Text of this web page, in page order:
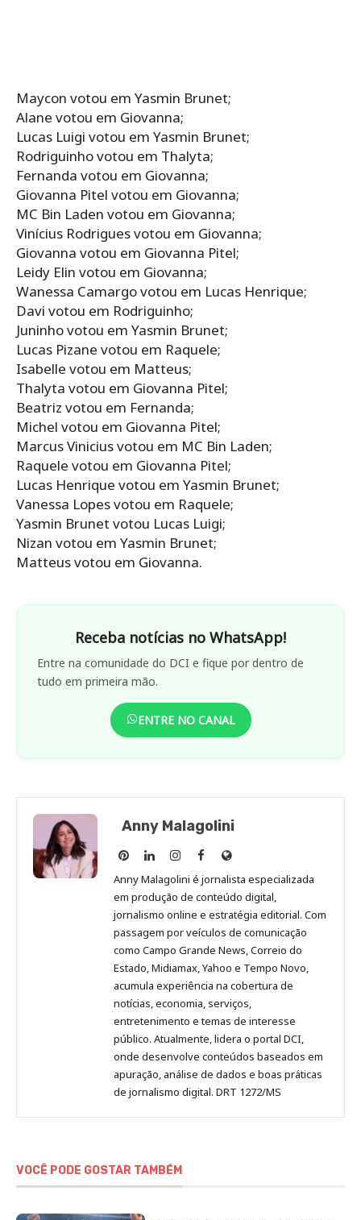
Maycon votou em Yasmin Brunet;
Alane votou em Giovanna;
Lucas Luigi votou em Yasmin Brunet;
Rodriguinho votou em Thalyta;
Fernanda votou em Giovanna;
Giovanna Pitel votou em Giovanna;
MC Bin Laden votou em Giovanna;
Vinícius Rodrigues votou em Giovanna;
Giovanna votou em Giovanna Pitel;
Leidy Elin votou em Giovanna;
Wanessa Camargo votou em Lucas Henrique;
Davi votou em Rodriguinho;
Juninho votou em Yasmin Brunet;
Lucas Pizane votou em Raquele;
Isabelle votou em Matteus;
Thalyta votou em Giovanna Pitel;
Beatriz votou em Fernanda;
Michel votou em Giovanna Pitel;
Marcus Vinicius votou em MC Bin Laden;
Raquele votou em Giovanna Pitel;
Lucas Henrique votou em Yasmin Brunet;
Vanessa Lopes votou em Raquele;
Yasmin Brunet votou Lucas Luigi;
Nizan votou em Yasmin Brunet;
Matteus votou em Giovanna.
Receba notícias no WhatsApp!
Entre na comunidade do DCI e fique por dentro de
tudo em primeira mão.
ENTRE NO CANAL
Anny Malagolini
Anny
Malagolini
no
Pinterest
Anny
Malagolini
no
LinkedIn
Anny
Malagolini
no
Instagram
Anny
Malagolini
no
Facebook
Site
de
Anny
Malagolini
Anny Malagolini é jornalista especializada
em produção de conteúdo digital,
jornalismo online e estratégia editorial. Com
passagem por veículos de comunicação
como Campo Grande News, Correio do
Estado, Midiamax, Yahoo e Tempo Novo,
acumula experiência na cobertura de
notícias, economia, serviços,
entretenimento e temas de interesse
público. Atualmente, lidera o portal DCI,
onde desenvolve conteúdos baseados em
apuração, análise de dados e boas práticas
de jornalismo digital. DRT 1272/MS
VOCÊ PODE GOSTAR TAMBÉM